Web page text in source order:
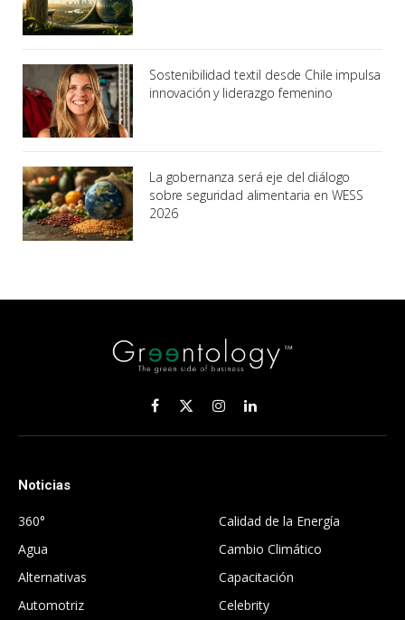
Sostenibilidad textil desde Chile impulsa
innovación y liderazgo femenino
La gobernanza será eje del diálogo
sobre seguridad alimentaria en WESS
2026
Facebook
X
(Twitter)
InstagramLinkedIn
Noticias
360°
Agua
Alternativas
Automotriz
Calidad de la Energía
Cambio Climático
Capacitación
Celebrity